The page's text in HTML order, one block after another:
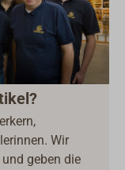
Wir
geben die